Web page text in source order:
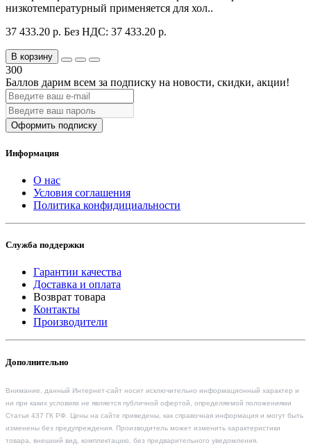
низкотемпературный применяется для хол..
37 433.20 р. Без НДС: 37 433.20 р.
В корзину
300
Баллов дарим всем за подписку на новости, скидки, акции!
Оформить подписку
Информация
О нас
Условия соглашения
Политика конфидициальности
Служба поддержки
Гарантии качества
Доставка и оплата
Возврат товара
Контакты
Производители
Дополнительно
Внимание, данный Интернет-сайт носит исключительно информационный характер и
ни при каких условиях не является публичной офертой, определяемой положениями
Статьи 437 ГК РФ. Цены на сайте приведены, как справочная информация и могут быть
изменены без предупреждения. Производитель может изменить характеристики
товара, внешний вид, комплектацию, без предварительного уведомления.